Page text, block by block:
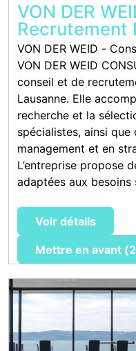
VON DER
Recrutement
VON DER WEID -
VON DER WEID
conseil et de
Lausanne. Elle
recherche et la
spécialistes, ainsi que
management et en
L’entreprise propose
adaptées aux besoins
Voir détails
Mettre en avant